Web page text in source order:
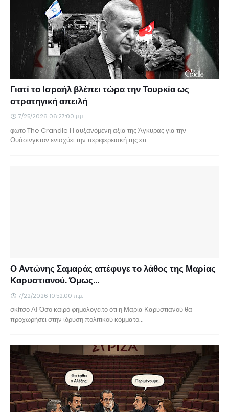
Γιατί το Ισραήλ βλέπει τώρα την Τουρκία ως
στρατηγική απειλή
7/25/2026 06:27:00 μ.μ.
φωτο The Crandle Η αυξανόμενη αξία της Άγκυρας για την
Ουάσινγκτον ενισχύει την περιφερειακή της επ…
Ο Αντώνης Σαμαράς απέφυγε το λάθος της Μαρίας
Καρυστιανού. Όμως...
7/22/2026 10:52:00 π.μ.
σκίτσο ΑΙ Όσο καιρό φημολογείτο ότι η Μαρία Καρυστιανού θα
προχωρήσει στην ίδρυση πολιτικού κόμματο…